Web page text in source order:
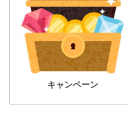
キャンペーン